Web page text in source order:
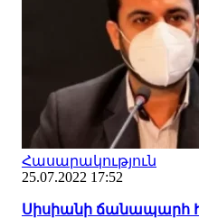
Հասարակություն
25.07.2022 17:52
Սիսիանի ճանապարհ